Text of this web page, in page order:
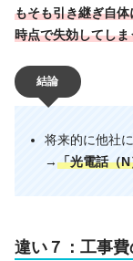
もそも引き継ぎ自
時点で失効してしま
結論
将来的に他社
→ 「光電話（
違い７：工事